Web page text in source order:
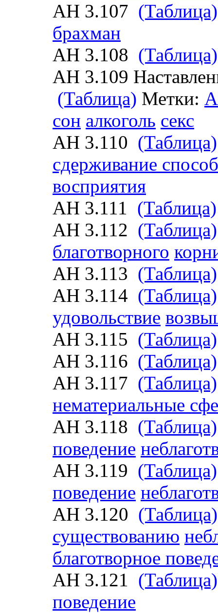
АН 3.107 (Таблица)
брахман
АН 3.108 (Таблица)
АН 3.109
(Таблица) Метки:
сон алкоголь секс
АН 3.110 (Таблица)
сдерживание
восприятия
АН 3.111 (Таблица)
АН 3.112 (Таблица)
благотворного
АН 3.113 (Таблица)
АН 3.114 (Таблица)
удовольствие
АН 3.115 (Таблица)
АН 3.116 (Таблица)
АН 3.117 (Таблица)
нематериальные
АН 3.118 (Таблица)
поведение
АН 3.119 (Таблица)
поведение
АН 3.120 (Таблица)
существованию
благотворное
АН 3.121 (Таблица)
поведение